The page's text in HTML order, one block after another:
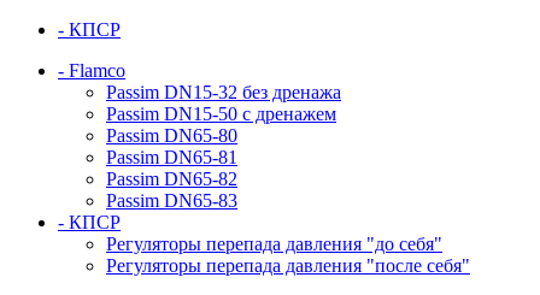
- КПСР
- Flamco
Passim DN15-32 без дренажа
Passim DN15-50 с дренажем
Passim DN65-80
Passim DN65-81
Passim DN65-82
Passim DN65-83
- КПСР
Регуляторы перепада давления "до себя"
Регуляторы перепада давления "после себя"